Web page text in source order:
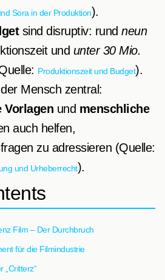
Sora in der Produktion).
sind disruptiv: rund neun
und unter 30 Mio.
Produktionszeit und Budget).
Mensch zentral:
Vorlagen und menschliche
auch helfen,
zu adressieren (Quelle:
und Urheberrecht).
Film – Der Durchbruch
für die Filmindustrie
„Critterz“